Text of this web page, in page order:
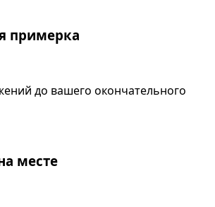
примерка
до вашего окончательного
месте